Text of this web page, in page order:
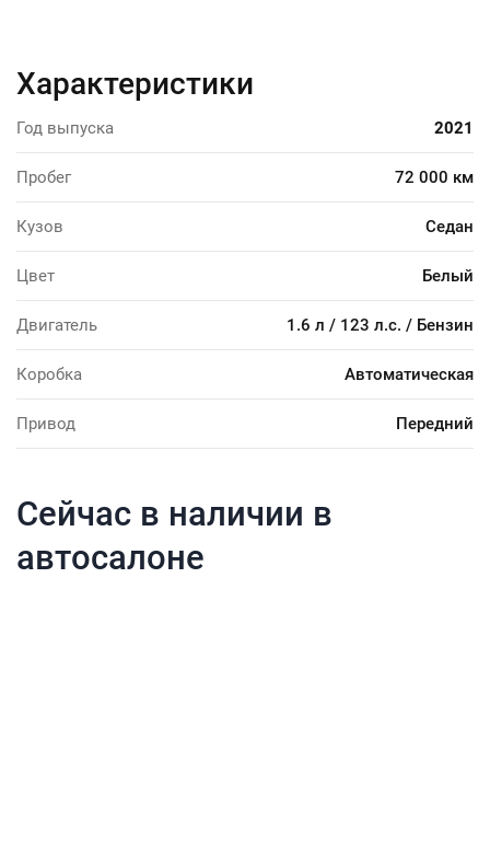
Характеристики
Год выпуска 2021
Пробег 72 000 км
Кузов Седан
Цвет Белый
Двигатель 1.6 л / 123 л.с. / Бензин
Коробка Автоматическая
Привод Передний
Сейчас в наличии в
автосалоне